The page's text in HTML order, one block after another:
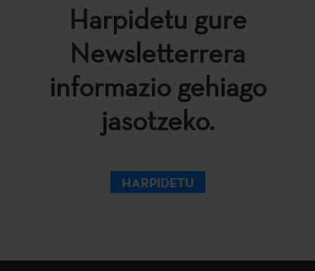
Harpidetu gure
Newsletterrera
informazio gehiago
jasotzeko.
HARPIDETU